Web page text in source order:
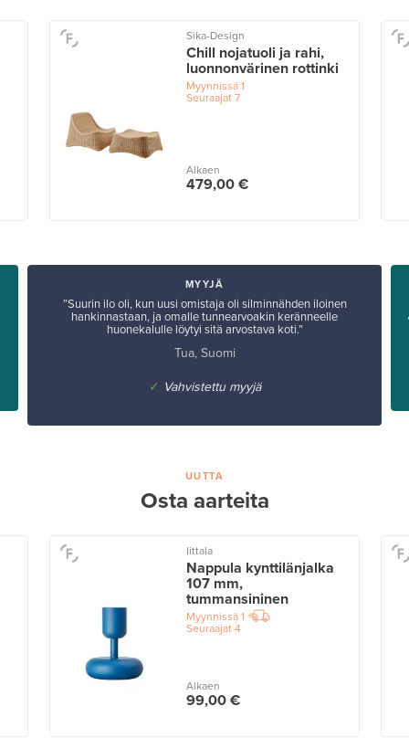
Sika-Design
Chill nojatuoli ja rahi,
luonnonvärinen rottinki
Myynnissä1
Seuraajat7
Alkaen
479,00 €
MYYJÄ
”Suurin ilo oli, kun uusi omistaja oli silminnähden iloinen
hankinnastaan, ja omalle tunnearvoakin keränneelle
huonekalulle löytyi sitä arvostava koti.”
Tua, Suomi
✓ Vahvistettu myyjä
UUTTA
Osta aarteita
Iittala
Nappula kynttilänjalka
107 mm,
tummansininen
Myynnissä1
Seuraajat4
Alkaen
99,00 €